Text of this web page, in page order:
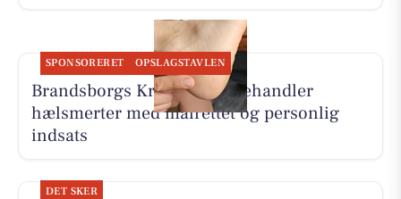
SPONSORERET OPSLAGSTAVLEN
Brandsborgs Kropsterapi behandler
hælsmerter med målrettet og personlig
indsats
DET SKER